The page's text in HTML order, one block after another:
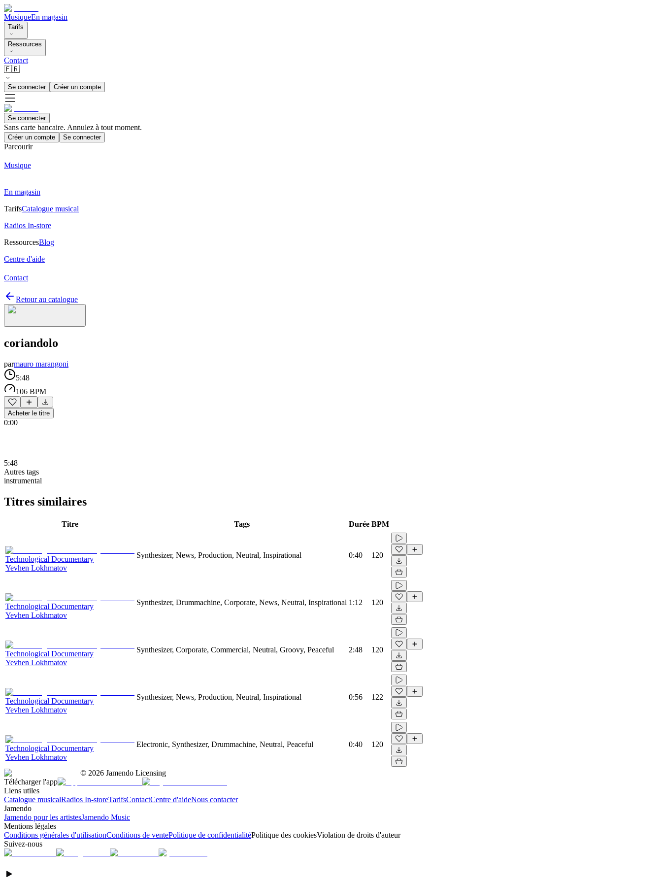
MusiqueEn magasin
Tarifs
Ressources
Contact
🇫🇷
Se connecter Créer un compte
Se connecter
Sans carte bancaire. Annulez à tout moment.
Créer un compte Se connecter
Parcourir
Musique
En magasin
TarifsCatalogue musical
Radios In-store
RessourcesBlog
Centre d'aide
Contact
Retour au catalogue
coriandolo
parmauro marangoni
5:48
106 BPM
Acheter le titre
0:00
5:48
Autres tags
instrumental
Titres similaires
Titre Tags Durée BPM
Technological Documentary
Yevhen Lokhmatov
Synthesizer, News, Production, Neutral, Inspirational 0:40 120
Technological Documentary
Yevhen Lokhmatov
Synthesizer, Drummachine, Corporate, News, Neutral, Inspirational 1:12 120
Technological Documentary
Yevhen Lokhmatov
Synthesizer, Corporate, Commercial, Neutral, Groovy, Peaceful 2:48 120
Technological Documentary
Yevhen Lokhmatov
Synthesizer, News, Production, Neutral, Inspirational 0:56 122
Technological Documentary
Yevhen Lokhmatov
Electronic, Synthesizer, Drummachine, Neutral, Peaceful 0:40 120
© 2026 Jamendo Licensing
Télécharger l'app
Liens utiles
Catalogue musicalRadios In-storeTarifsContactCentre d'aideNous contacter
Jamendo
Jamendo pour les artistesJamendo Music
Mentions légales
Conditions générales d'utilisationConditions de ventePolitique de confidentialitéPolitique des cookiesViolation de droits d'auteur
Suivez-nous